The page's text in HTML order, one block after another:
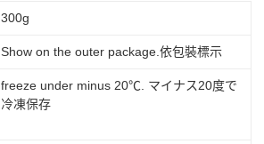
300g
Show on the outer package.依包裝標示
freeze under minus 20℃. マイナス20度で
冷凍保存